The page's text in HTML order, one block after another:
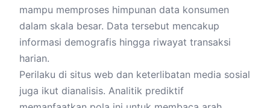
mampu memproses himpunan data konsumen
dalam skala besar. Data tersebut mencakup
informasi demografis hingga riwayat transaksi
harian.
Perilaku di situs web dan keterlibatan media sosial
juga ikut dianalisis. Analitik prediktif